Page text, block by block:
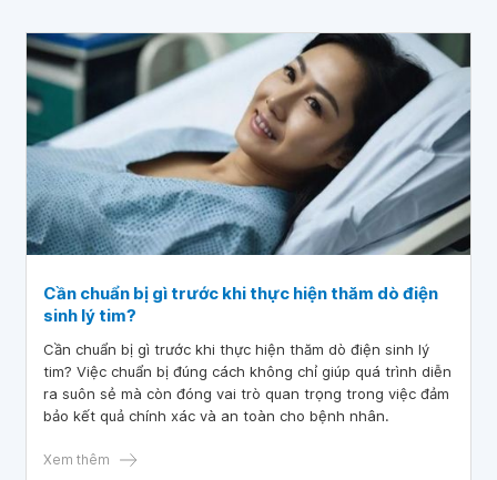
Cần chuẩn bị gì trước khi thực hiện thăm dò điện
sinh lý tim?
Cần chuẩn bị gì trước khi thực hiện thăm dò điện sinh lý
tim? Việc chuẩn bị đúng cách không chỉ giúp quá trình diễn
ra suôn sẻ mà còn đóng vai trò quan trọng trong việc đảm
bảo kết quả chính xác và an toàn cho bệnh nhân.
Xem thêm